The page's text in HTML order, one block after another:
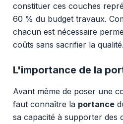
constituer ces couches
60 % du budget travaux.
chacun est nécessaire
coûts sans sacrifier la qualité.
L'importance de la
Avant même de poser une
faut connaître la portance
sa capacité à supporter des